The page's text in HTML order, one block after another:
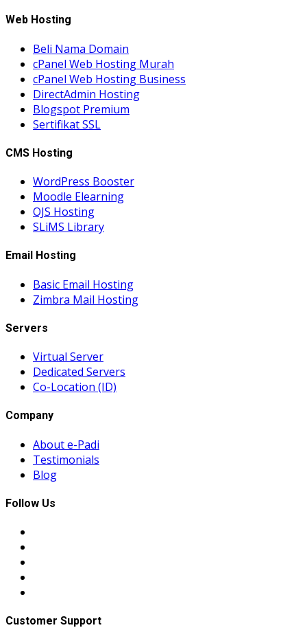
Web Hosting
Beli Nama Domain
cPanel Web Hosting Murah
cPanel Web Hosting Business
DirectAdmin Hosting
Blogspot Premium
Sertifikat SSL
CMS Hosting
WordPress Booster
Moodle Elearning
OJS Hosting
SLiMS Library
Email Hosting
Basic Email Hosting
Zimbra Mail Hosting
Servers
Virtual Server
Dedicated Servers
Co-Location (ID)
Company
About e-Padi
Testimonials
Blog
Follow Us
Customer Support